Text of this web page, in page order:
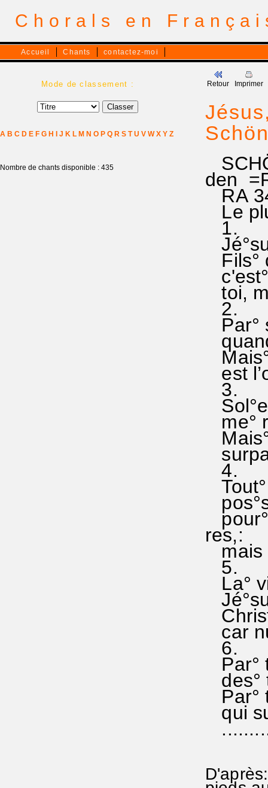
Chorals en
Accueil Chants contactez-moi
Mode de classement :
A B C D E F G H J K L M N O P Q R S T U V W X Y Z
Nombre de chants disponible : 435
Retour Imprimer
den
RA
Le
1.
Fils°
toi,
2.
Par°
est
3.
me°
4.
mais
5.
La°
car
6.
Par°
des°
Par°
qui